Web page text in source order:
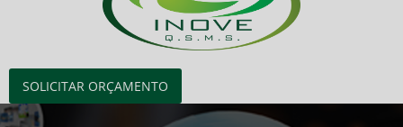
SOLICITAR ORÇAMENTO